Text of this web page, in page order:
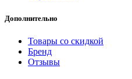
Дополнительно
Товары со скидкой
Бренд
Отзывы